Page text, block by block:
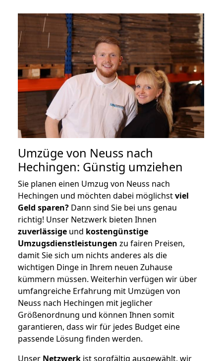
Umzüge von Neuss nach
Hechingen: Günstig umziehen
Sie planen einen Umzug von Neuss nach
Hechingen und möchten dabei möglichstviel
Geld sparen? Dann sind Sie bei uns genau
richtig! Unser Netzwerk bieten Ihnen
zuverlässige und kostengünstige
Umzugsdienstleistungen zu fairen Preisen,
damit Sie sich um nichts anderes als die
wichtigen Dinge in Ihrem neuen Zuhause
kümmern müssen. Weiterhin verfügen wir über
umfangreiche Erfahrung mit Umzügen von
Neuss nach Hechingen mit jeglicher
Größenordnung und können Ihnen somit
garantieren, dass wir für jedes Budget eine
passende Lösung finden werden.
Unser Netzwerk ist sorgfältig ausgewählt, wir